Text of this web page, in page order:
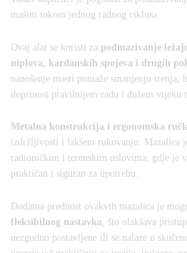
mašini tokom jednog radnog ciklusa.
Ovaj alat se koristi za podmazivanje
niplova, kardanskih spojeva i drugih
nanošenje masti pomaže smanjenju trenja,
doprinosi pravilnijem radu i dužem vijeku
Metalna konstrukcija i ergonomska
izdržljivosti i lakšem rukovanju. Mazalica
radioničkim i terenskim uslovima, gdje je
praktičan i siguran za upotrebu.
Dodatna prednost ovakvih mazalica je
fleksibilnog nastavka, što olakšava
nezgodno postavljene ili se nalaze u